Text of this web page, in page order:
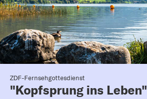
ZDF-Fernsehgottesdienst
"Kopfsprung ins Leben"